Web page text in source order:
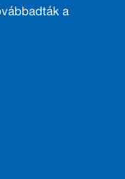
a